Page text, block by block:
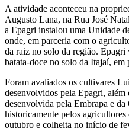
A atividade aconteceu na
Augusto Lana, na Rua José
a Epagri instalou uma Unidade
onde, em parceria com o
da raiz no solo da região. Epagri
batata-doce no solo da Itajaí,
Foram avaliados os cultivares
desenvolvidos pela Epagri, além
desenvolvida pela Embrapa e
historicamente pelos
outubro e colheita no início de